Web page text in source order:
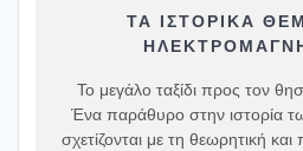
ΤΑ ΙΣΤΟΡΙΚΆ
Το μεγάλο ταξίδι προς τον
Ένα παράθυρο στην ιστορία
σχετίζονται με τη θεωρητική